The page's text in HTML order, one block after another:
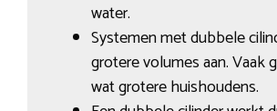
water.
Systemen met dubbele
grotere volumes aan. Vaak
wat grotere huishoudens.